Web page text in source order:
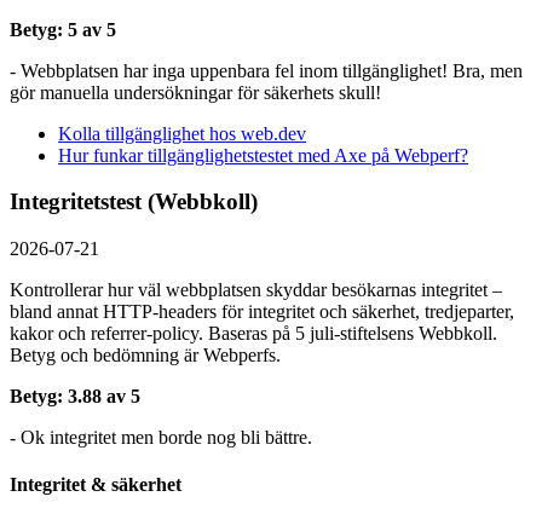
Betyg: 5 av 5
- Webbplatsen har inga uppenbara fel inom tillgänglighet! Bra, men
gör manuella undersökningar för säkerhets skull!
Kolla tillgänglighet hos web.dev
Hur funkar tillgänglighetstestet med Axe på Webperf?
Integritetstest (Webbkoll)
2026-07-21
Kontrollerar hur väl webbplatsen skyddar besökarnas integritet –
bland annat HTTP-headers för integritet och säkerhet, tredjeparter,
kakor och referrer-policy. Baseras på 5 juli-stiftelsens Webbkoll.
Betyg och bedömning är Webperfs.
Betyg: 3.88 av 5
- Ok integritet men borde nog bli bättre.
Integritet & säkerhet